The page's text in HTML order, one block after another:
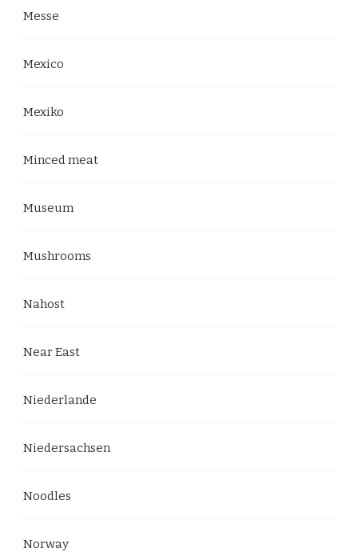
Messe
Mexico
Mexiko
Minced meat
Museum
Mushrooms
Nahost
Near East
Niederlande
Niedersachsen
Noodles
Norway